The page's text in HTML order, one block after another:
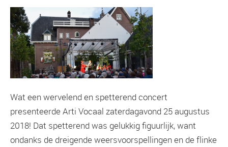
Wat een wervelend en spetterend concert
presenteerde Arti Vocaal zaterdagavond 25 augustus
2018! Dat spetterend was gelukkig figuurlijk, want
ondanks de dreigende weersvoorspellingen en de flinke